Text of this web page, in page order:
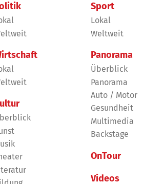
Sport
Lokal
Weltweit
Panorama
Überblick
Panorama
Auto / Motor
Gesundheit
Multimedia
Backstage
OnTour
Videos